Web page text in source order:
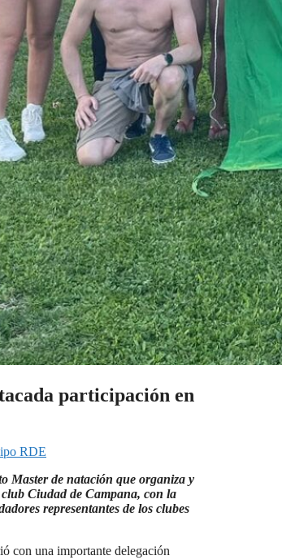
participación en
RDE
Master de natación que organiza y
Ciudad de Campana, con la
representantes de los clubes
con una importante delegación